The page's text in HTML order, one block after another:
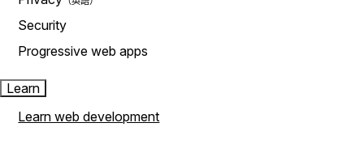
Security
Progressive web apps
Learn
Learn web development